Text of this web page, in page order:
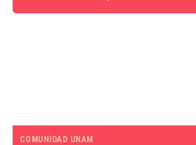
COMUNIDAD UNAM